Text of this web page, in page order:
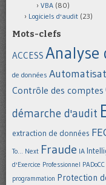
VBA (80)
Logiciels d'audit (23)
Mots-clefs
ACCESS Analyse
de données
Contrôle des comptes
démarche d'audit
extraction de données
To... Next Fraude IA
d'Exercice Professionnel PADoCC
programmation Protection